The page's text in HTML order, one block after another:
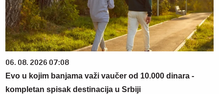
06. 08. 2026 07:08
Evo u kojim banjama važi vaučer od 10.000 dinara -
kompletan spisak destinacija u Srbiji